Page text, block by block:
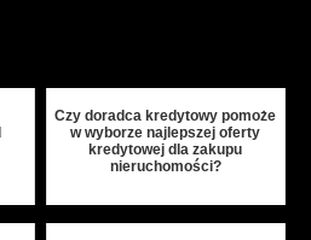
Czy doradca kredytowy pomoże
w wyborze najlepszej oferty
kredytowej dla zakupu
nieruchomości?